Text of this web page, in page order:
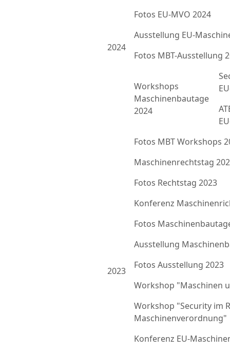
2024
Fotos EU-MVO 2024
Ausstellung EU-
Fotos MBT-Ausstellung
Workshops
Maschinenbautage
2024
Fotos MBT Workshops
2023
Maschinenrechtstag
Fotos Rechtstag 2023
Konferenz
Fotos
Ausstellung
Fotos Ausstellung 2023
Workshop "Maschinen
Workshop "Security im
Maschinenverordnung"
Konferenz EU-